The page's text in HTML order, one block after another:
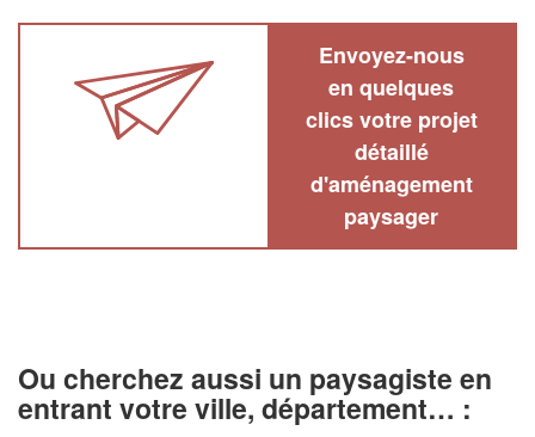
Envoyez-nous
en quelques
clics votre projet
détaillé
d'aménagement
paysager
Ou cherchez aussi un paysagiste en
entrant votre ville, département… :